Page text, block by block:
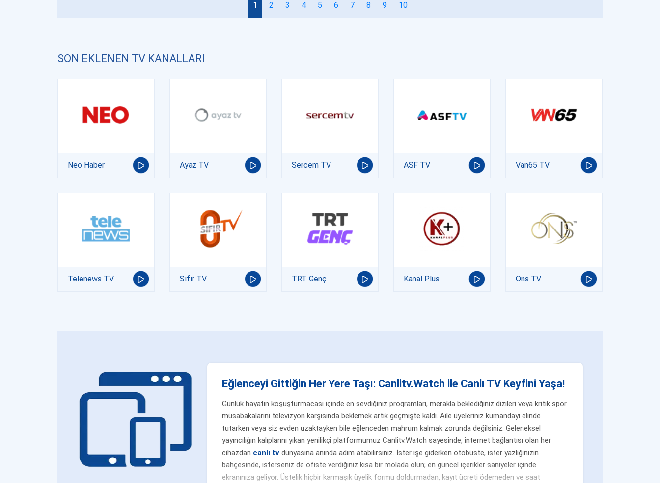
1 2 3 4 5 6 7 8 9 10
SON EKLENEN TV KANALLARI
Neo Haber Ayaz TV Sercem TV ASF TV Van65 TV
Telenews TV Sıfır TV TRT Genç Kanal Plus Ons TV
Eğlenceyi Gittiğin Her Yere Taşı: Canlitv.Watch ile Canlı TV Keyfini Yaşa!
Günlük hayatın koşuşturmacası içinde en sevdiğiniz programları, merakla beklediğiniz dizileri veya kritik spor
müsabakalarını televizyon karşısında beklemek artık geçmişte kaldı. Aile üyeleriniz kumandayı elinde
tutarken veya siz evden uzaktayken bile eğlenceden mahrum kalmak zorunda değilsiniz. Geleneksel
yayıncılığın kalıplarını yıkan yenilikçi platformumuz Canlitv.Watch sayesinde, internet bağlantısı olan her
cihazdan canlı tv dünyasına anında adım atabilirsiniz. İster işe giderken otobüste, ister yazlığınızın
bahçesinde, isterseniz de ofiste verdiğiniz kısa bir molada olun; en güncel içerikler saniyeler içinde
ekranınıza geliyor. Üstelik hiçbir karmaşık üyelik formu doldurmadan, kayıt ücreti ödemeden ve saat